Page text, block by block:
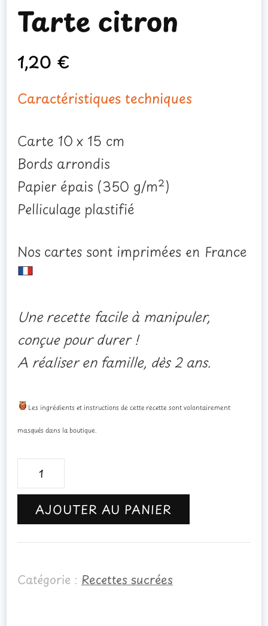
Tarte citron
1,20 €
Caractéristiques techniques
Carte 10 x 15 cm
Bords arrondis
Papier épais (350 g/m²)
Pelliculage plastifié
Nos cartes sont imprimées en France
Une recette facile à manipuler,
conçue pour durer !
A réaliser en famille, dès 2 ans.
Les ingrédients et instructions de cette recette sont volontairement
masqués dans la boutique.
quantité
de
Tarte
citron
AJOUTER AU PANIER
Catégorie : Recettes sucrées